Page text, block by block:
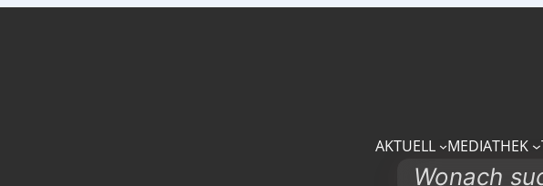
AKTUELL MEDIATHEK
Search